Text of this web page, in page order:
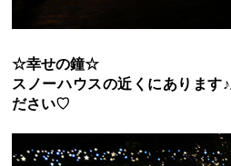
☆幸せの鐘☆
スノーハウスの近くにあります
ださい♡